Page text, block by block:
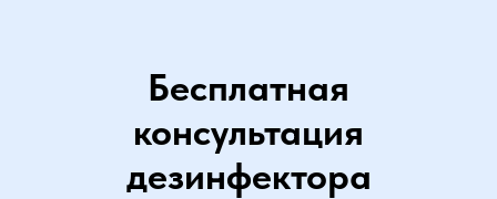
Бесплатная
консультация
дезинфектора